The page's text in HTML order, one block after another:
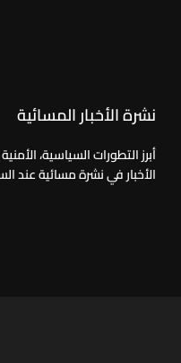
نشرة الأخبار المسائية
أبرز التطورات السياسية،
الأخبار في نشرة مسائية عند